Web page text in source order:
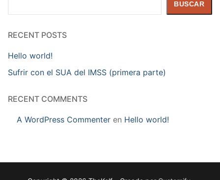
BUSCAR
RECENT POSTS
Hello world!
Sufrir con el SUA del IMSS (primera parte)
RECENT COMMENTS
A WordPress Commenter en Hello world!